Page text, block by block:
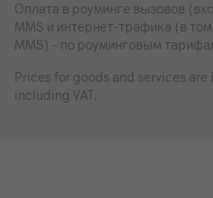
Оплата в роуминге вызовов
MMS и интернет-трафика (в
MMS) - по роуминговым
Prices for goods and services
including VAT.